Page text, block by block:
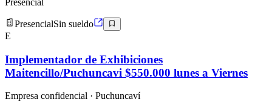
PresencialSin sueldo
E
Implementador de Exhibiciones
Maitencillo/Puchuncavi $550.000 lunes a Viernes
Empresa confidencial · Puchuncaví